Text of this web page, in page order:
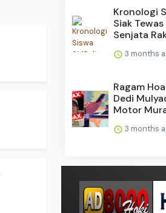
Kronologi
Siak
Senjata
3 months
Ragam
Dedi
Motor
3 months